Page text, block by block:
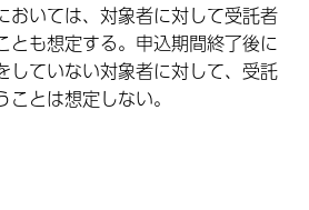
おいては、対象者に対して受託者
とも想定する。申込期間終了後に
していない対象者に対して、受託
とは想定しない。